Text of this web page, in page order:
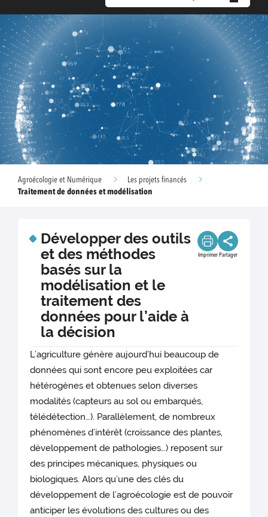
Agroécologie et Numérique
Les projets financés
Traitement de données et modélisation
Développer des outils
et des méthodes
basés sur la
modélisation et le
traitement des
données pour l’aide à
la décision
Imprimer Partager
L’agriculture génère aujourd’hui beaucoup de
données qui sont encore peu exploitées car
hétérogènes et obtenues selon diverses
modalités (capteurs au sol ou embarqués,
télédétection…). Parallèlement, de nombreux
phénomènes d’intérêt (croissance des plantes,
développement de pathologies…) reposent sur
des principes mécaniques, physiques ou
biologiques. Alors qu’une des clés du
développement de l’agroécologie est de pouvoir
anticiper les évolutions des cultures ou des